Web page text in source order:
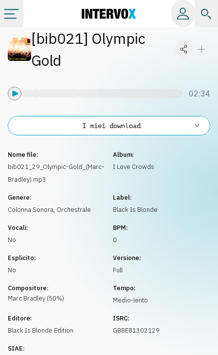
Categorie
[bib021] Olympic
Gold
02:34
Nome file:
bib021_29_Olympic-Gold_(Marc-
Bradley).mp3
Album:
I Love Crowds
Genere:
Colonna Sonora, Orchestrale
Label:
Black Is Blonde
Vocali:
No
BPM:
0
Esplicito:
No
Versione:
Full
Compositore:
Marc Bradley (50%)
Tempo:
Medio-lento
Editore:
Black Is Blonde Edition
ISRC:
GBBE81302129
SIAE:
I miei download